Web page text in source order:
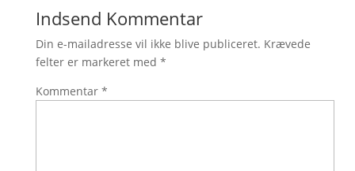
Indsend Kommentar
Din e-mailadresse vil ikke blive publiceret. Krævede
felter er markeret med *
Kommentar *